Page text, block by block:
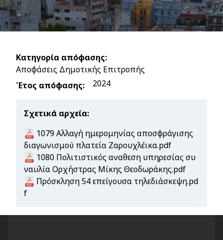
Κατηγορία απόφασης
Αποφάσεις Δημοτικής Επιτροπής
Έτος απόφασης
2024
Σχετικά αρχεία
Document
1079 Αλλαγή ημερομηνίας αποσφράγισης
διαγωνισμού πλατεία Ζαρουχλέικα.pdf
Document
1080 Πολιτιστικός αναθεση υπηρεσίας συ
ναυλία Ορχήστρας Μίκης Θεοδωράκης.pdf
Document
Πρόσκληση 54 επείγουσα τηλεδιάσκεψη.pd
f